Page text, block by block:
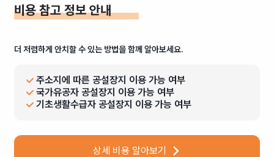
비용 참고 정보 안내
더 저렴하게 안치할 수 있는 방법을 함께 알아보세요.
주소지에 따른 공설장지 이용 가능 여부
국가유공자 공설장지 이용 가능 여부
기초생활수급자 공설장지 이용 가능 여부
상세 비용 알아보기